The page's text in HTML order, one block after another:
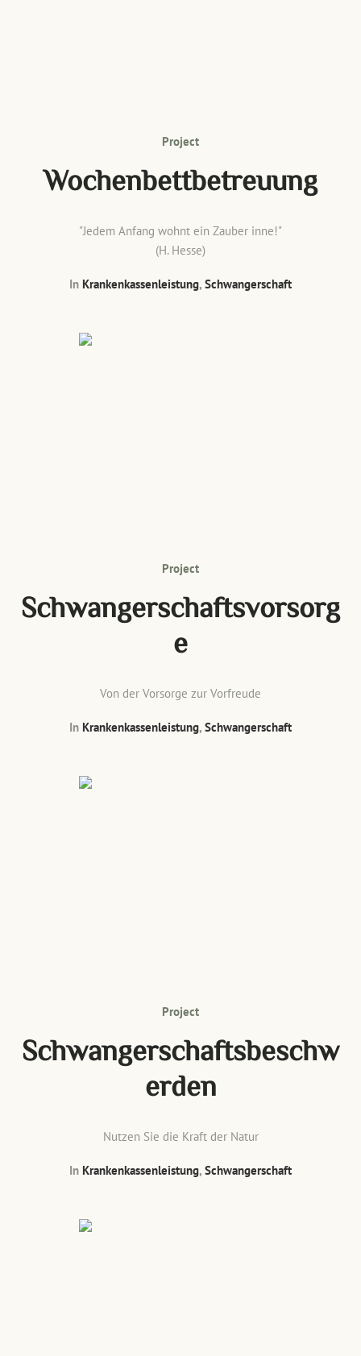
Project
Wochenbettbetreuung
"Jedem Anfang wohnt ein Zauber inne!"
(H. Hesse)
In Krankenkassenleistung, Schwangerschaft
Project
Schwangerschaftsvorsorg
e
Von der Vorsorge zur Vorfreude
In Krankenkassenleistung, Schwangerschaft
Project
Schwangerschaftsbeschw
erden
Nutzen Sie die Kraft der Natur
In Krankenkassenleistung, Schwangerschaft